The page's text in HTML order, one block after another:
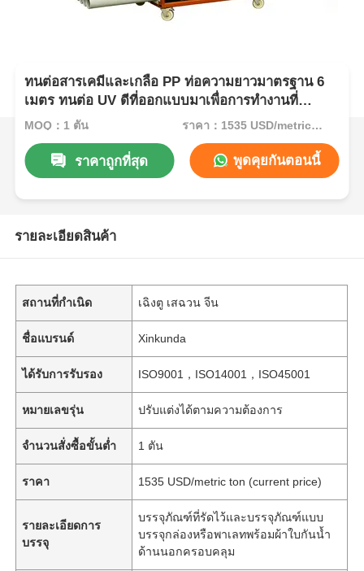
ทนต่อสารเคมีและเกลือ PP ท่อความยาวมาตรฐาน 6
เมตร ทนต่อ UV ดีที่ออกแบบมาเพื่อการทํางานที่
ยาวนาน
MOQ：1 ตัน ราคา：1535 USD/metric ton (current price)
ราคาถูกที่สุด พูดคุยกันตอนนี้
รายละเอียดสินค้า
สถานที่กำเนิด เฉิงตู เสฉวน จีน
ชื่อแบรนด์ Xinkunda
ได้รับการรับรอง ISO9001，ISO14001，ISO45001
หมายเลขรุ่น ปรับแต่งได้ตามความต้องการ
จำนวนสั่งซื้อขั้นต่ำ 1 ตัน
ราคา 1535 USD/metric ton (current price)
รายละเอียดการ
บรรจุ
บรรจุภัณฑ์ที่รัดไว้และบรรจุภัณฑ์แบบ
บรรจุกล่องหรือพาเลทพร้อมผ้าใบกันน้ำ
ด้านนอกครอบคลุม